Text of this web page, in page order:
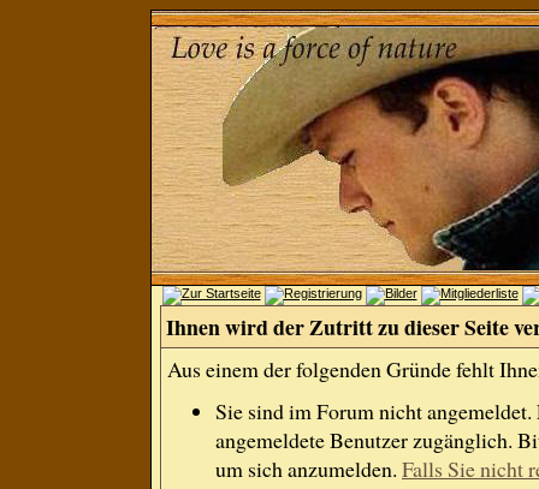
Ihnen wird der Zutritt zu dieser Seite
Aus einem der folgenden Gründe fehlt
Sie sind im Forum nicht
angemeldete Benutzer zugänglich.
um sich anzumelden. Falls Sie nicht